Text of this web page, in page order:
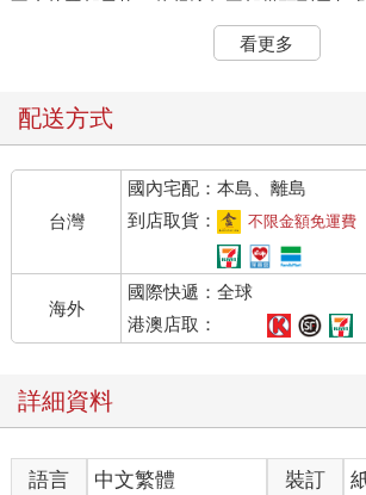
不止的晉朝風格，使得這個王朝從頭到尾都
險些宣布倒閉。最後，一口氣接不上來，不
接盤的就是歷史上稱為南朝的第一個政
劉宋政權的創始人原來也是東晉的強人
晉國在江南開張以來，幾乎所有的強人如
弟、桓溫、桓玄、謝安叔姪等等都是很有文
世家子弟，一天到晚沒事時就像王羲之在蘭
有涵養，能把詩文寫得玄之又玄、能把書法
酒喝得一塌糊塗。但劉裕除外。晉朝那些當
也不會想到，滿朝名士的大晉最後居然被一
劉裕奮鬥的經歷，在拙作《晉朝權謀錄》
就不再重複。
看更多
配送方式
台灣
國內宅配：本島、離島
到店取貨：
不限金額免運費
海外
國際快遞：全球
港澳店取：
詳細資料
語言 中文繁體 裝訂